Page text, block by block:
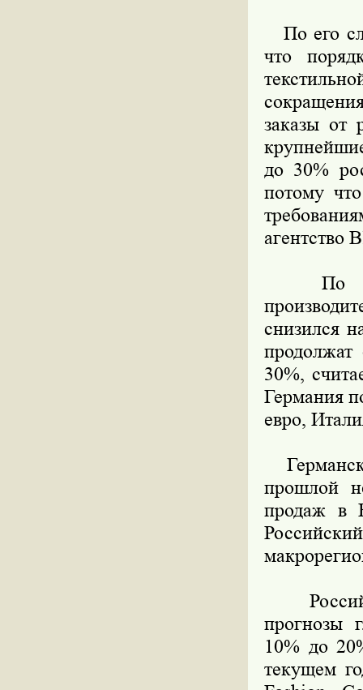
По его
что
заказы от
до 30%
потому
агентство
По
снизился
30%,
Германия
евро,
прошлой
продаж в
прогнозы
10% до
текущем